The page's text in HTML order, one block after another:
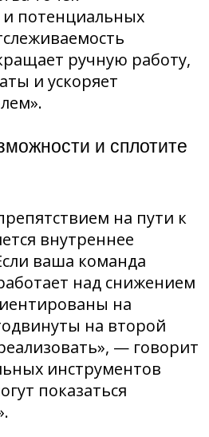
потенциальных
ручную работу,
и ускоряет
и сплотите
на пути к
внутреннее
ваша команда
над снижением
на
на второй
— говорит
инструментов
показаться